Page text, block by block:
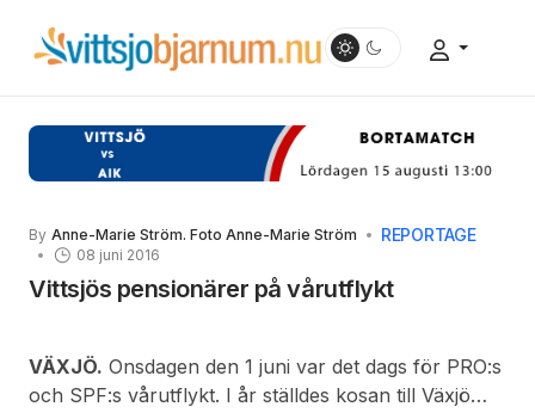
By Anne-Marie Ström. Foto Anne-Marie Ström REPORTAGE
08 juni 2016
Vittsjös pensionärer på vårutflykt
VÄXJÖ. Onsdagen den 1 juni var det dags för PRO:s
och SPF:s vårutflykt. I år ställdes kosan till Växjö